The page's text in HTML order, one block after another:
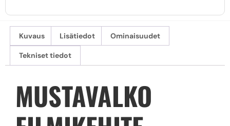
Kuvaus Lisätiedot Ominaisuudet
Tekniset tiedot
MUSTAVALKO